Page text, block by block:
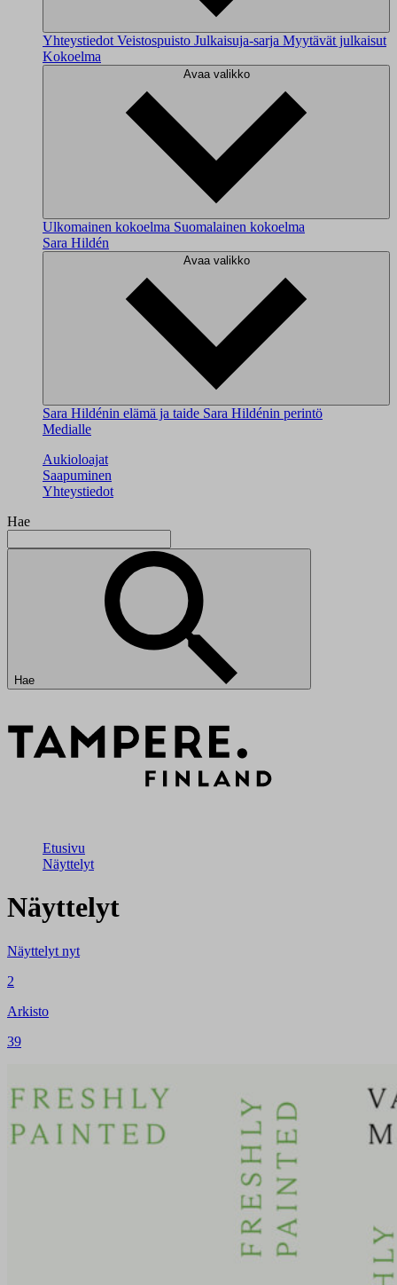
Yhteystiedot Veistospuisto Julkaisuja-sarja Myytävät julkaisut
Kokoelma
Avaa valikko
Ulkomainen kokoelma Suomalainen kokoelma
Sara Hildén
Avaa valikko
Sara Hildénin elämä ja taide Sara Hildénin perintö
Medialle
Aukioloajat
Saapuminen
Yhteystiedot
Hae
Hae
Etusivu
Näyttelyt
Näyttelyt
Näyttelyt nyt
2
Arkisto
39